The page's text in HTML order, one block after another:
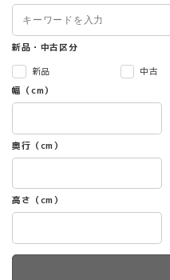
新品・中古区分
新品
中古
幅（cm）
奥行（cm）
高さ（cm）